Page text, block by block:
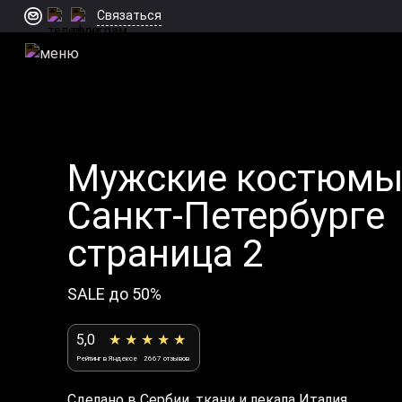
Связаться
Мужские
Санкт-Петербурге
страница 2
SALE до 50%
5,0 ★ ★ ★ ★ ★
Рейтинг в Яндексе 2667 отзывов